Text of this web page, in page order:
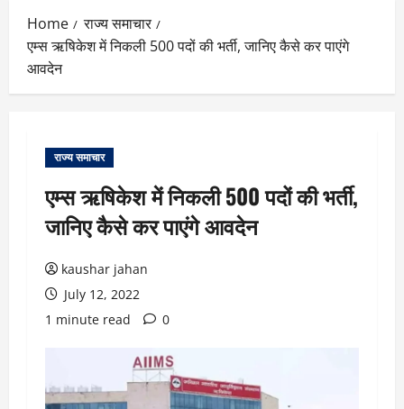
Home
राज्य समाचार
एम्स ऋषिकेश में निकली 500 पदों की भर्ती, जानिए कैसे कर पाएंगे
आवदेन
राज्य समाचार
एम्स ऋषिकेश में निकली 500 पदों की भर्ती,
जानिए कैसे कर पाएंगे आवदेन
kaushar jahan
July 12, 2022
1 minute read
0